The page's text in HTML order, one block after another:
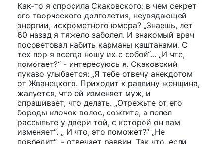
Как-то я спросила Скаковского: в чем секрет
его творческого долголетия, неувядающей
энергии, искрометного юмора? „Знаешь, лет
60 назад я тяжело заболел. И знакомый врач
посоветовал набить карманы каштанами. С
тех пор я всегда ношу их с собой“... „И что,
помогает?“ - интересуюсь я. Скаковский
лукаво улыбается: „Я тебе отвечу анекдотом
от Жванецкого. Приходит к раввину женщина,
жалуется, что ей изменяет муж, и
спрашивает, что делать. „Отрежьте от его
бороды клочок волос, сожгите, а пепел
рассыпьте у двери той, с которой он вам
изменяет“. „ И что, это поможет?“ „Не
повредит“, - отвечает раввин. Так что, если